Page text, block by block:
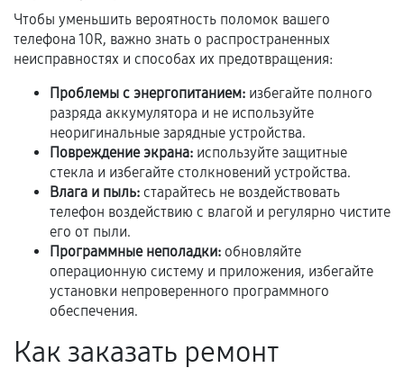
Расширенная гарантия
В некоторых случаях возможно оформление
расширенной гарантии. Стоимость, сроки и
условия продления согласовываются отдельно и
фиксируются в документах.
Когда гарантия не действует
Нарушение правил эксплуатации,
механические повреждения, попадание влаги,
перегрев, коррозия.
Самостоятельный ремонт или вмешательство
Чтобы уменьшить вероятность поломок вашего
телефона 10R, важно знать о распространенных
неисправностях и способах их предотвращения:
Проблемы с энергопитанием: избегайте полного
разряда аккумулятора и не используйте
неоригинальные зарядные устройства.
Повреждение экрана: используйте защитные
стекла и избегайте столкновений устройства.
Влага и пыль: старайтесь не воздействовать
телефон воздействию с влагой и регулярно чистите
его от пыли.
Программные неполадки: обновляйте
операционную систему и приложения, избегайте
установки непроверенного программного
обеспечения.
Как заказать ремонт